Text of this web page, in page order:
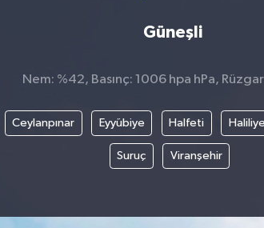
Güneşli
Nem: %42, Basınç: 1006 hpa hPa,
Ceylanpınar Eyyübiye Halfeti Haliliye
Suruç Viranşehir